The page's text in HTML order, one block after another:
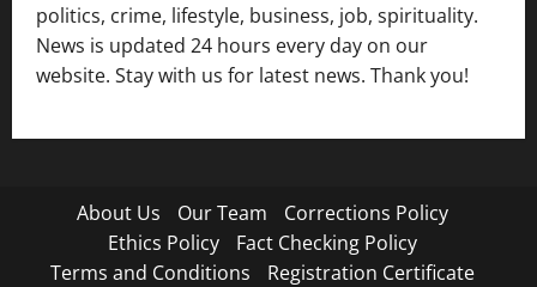
politics, crime, lifestyle, business, job, spirituality.
News is updated 24 hours every day on our
website. Stay with us for latest news. Thank you!
About Us Our Team
Corrections Policy
Ethics Policy
Fact Checking Policy
Terms and Conditions
Registration Certificate